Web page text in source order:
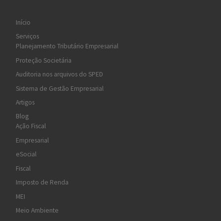
Início
Serviços
Planejamento Tributário Empresarial
Proteção Societária
Auditoria nos arquivos do SPED
Sistema de Gestão Empresarial
Artigos
Blog
Ação Fiscal
Empresarial
eSocial
Fiscal
Imposto de Renda
MEI
Meio Ambiente